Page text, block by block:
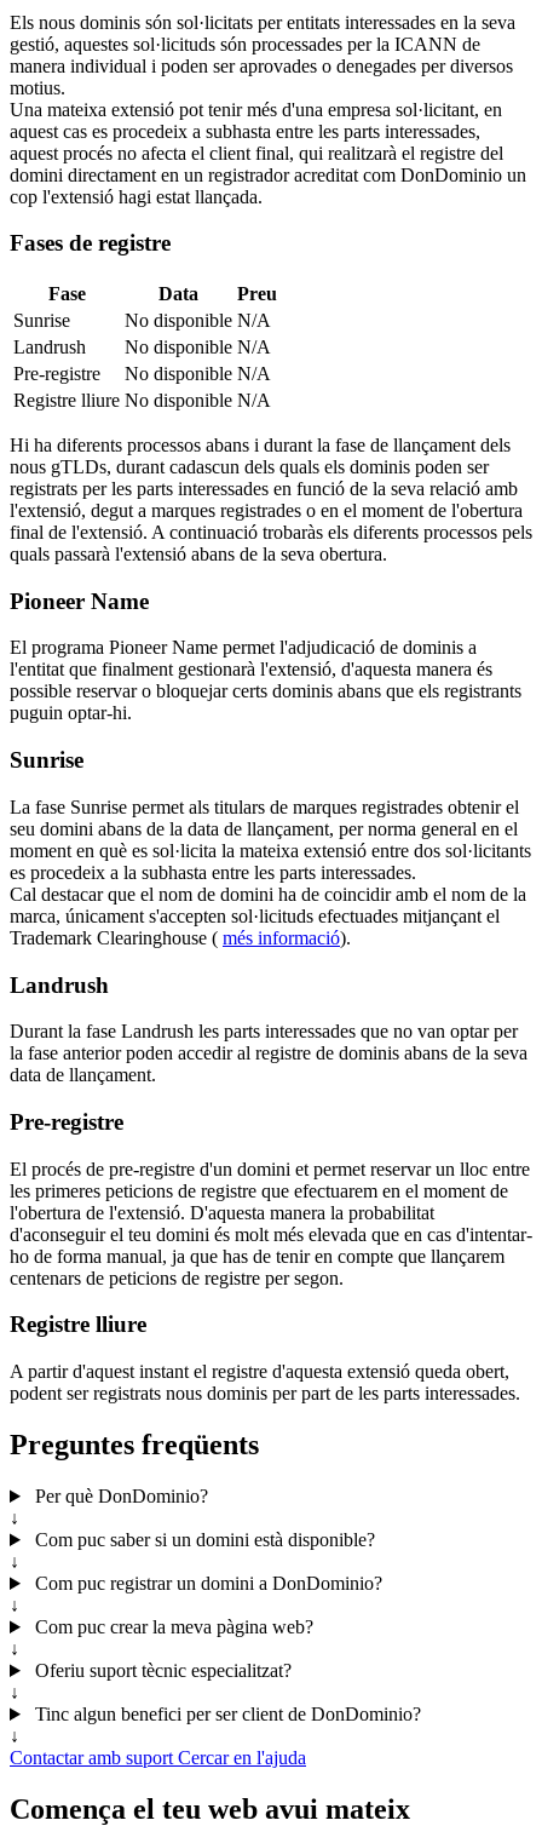
Els nous dominis són sol·licitats per entitats interessades en la seva
gestió, aquestes sol·licituds són processades per la ICANN de
manera individual i poden ser aprovades o denegades per diversos
motius.
Una mateixa extensió pot tenir més d'una empresa sol·licitant, en
aquest cas es procedeix a subhasta entre les parts interessades,
aquest procés no afecta el client final, qui realitzarà el registre del
domini directament en un registrador acreditat com DonDominio un
cop l'extensió hagi estat llançada.
Fases de registre
Fase Data
Preu
Sunrise
No disponible N/A
Landrush
No disponible N/A
Pre-registre
No disponible N/A
Registre lliure No disponible N/A
Hi ha diferents processos abans i durant la fase de llançament dels
nous gTLDs, durant cadascun dels quals els dominis poden ser
registrats per les parts interessades en funció de la seva relació amb
l'extensió, degut a marques registrades o en el moment de l'obertura
final de l'extensió. A continuació trobaràs els diferents processos pels
quals passarà l'extensió abans de la seva obertura.
Pioneer Name
El programa Pioneer Name permet l'adjudicació de dominis a
l'entitat que finalment gestionarà l'extensió, d'aquesta manera és
possible reservar o bloquejar certs dominis abans que els registrants
puguin optar-hi.
Sunrise
La fase Sunrise permet als titulars de marques registrades obtenir el
seu domini abans de la data de llançament, per norma general en el
moment en què es sol·licita la mateixa extensió entre dos sol·licitants
es procedeix a la subhasta entre les parts interessades.
Cal destacar que el nom de domini ha de coincidir amb el nom de la
marca, únicament s'accepten sol·licituds efectuades mitjançant el
Trademark Clearinghouse ( més informació).
Landrush
Durant la fase Landrush les parts interessades que no van optar per
la fase anterior poden accedir al registre de dominis abans de la seva
data de llançament.
Pre-registre
El procés de pre-registre d'un domini et permet reservar un lloc entre
les primeres peticions de registre que efectuarem en el moment de
l'obertura de l'extensió. D'aquesta manera la probabilitat
d'aconseguir el teu domini és molt més elevada que en cas d'intentar-
ho de forma manual, ja que has de tenir en compte que llançarem
centenars de peticions de registre per segon.
Registre lliure
A partir d'aquest instant el registre d'aquesta extensió queda obert,
podent ser registrats nous dominis per part de les parts interessades.
Preguntes freqüents
Per què DonDominio?
↓
Com puc saber si un domini està disponible?
↓
Com puc registrar un domini a DonDominio?
↓
Com puc crear la meva pàgina web?
↓
Oferiu suport tècnic especialitzat?
↓
Tinc algun benefici per ser client de DonDominio?
↓
Contactar amb suport Cercar en l'ajuda
Comença el teu web avui mateix